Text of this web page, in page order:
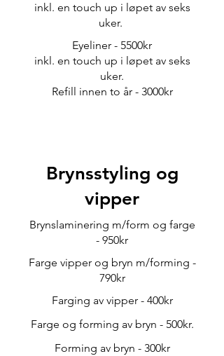
inkl. en touch up i løpet av seks
uker.
Eyeliner - 5500kr
inkl. en touch up i løpet av seks
uker.
Refill innen to år - 3000kr
Brynsstyling og
vipper
Brynslaminering m/form og farge
- 950kr
Farge vipper og bryn m/forming -
790kr
Farging av vipper - 400kr
Farge og forming av bryn - 500kr.
Forming av bryn - 300kr